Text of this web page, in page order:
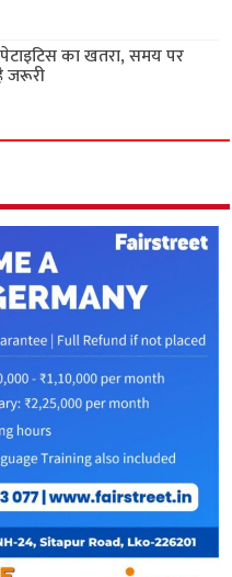
का खतरा, समय पर
जरूरी